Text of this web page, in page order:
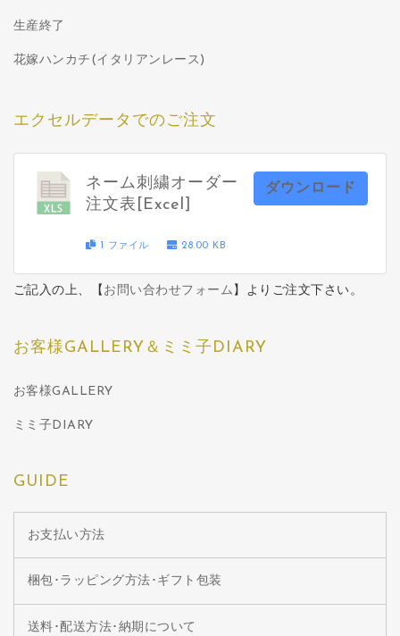
生産終了
花嫁ハンカチ(イタリアンレース)
エクセルデータでのご注文
ネーム刺繍オーダー
注文表[Excel]
1 ファイル 28.00 KB
ダウンロード
ご記入の上、【 お問い合わせフォーム 】よりご注文下さい。
お客様GALLERY＆ミミ子DIARY
お客様GALLERY
ミミ子DIARY
GUIDE
お支払い方法
梱包･ラッピング方法･ギフト包装
送料･配送方法･納期について